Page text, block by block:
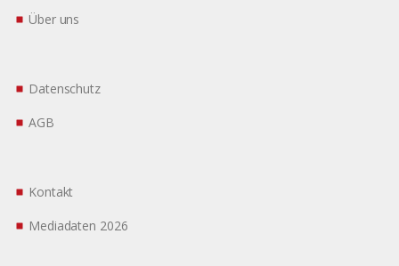
Über uns
Datenschutz
AGB
Kontakt
Mediadaten 2026